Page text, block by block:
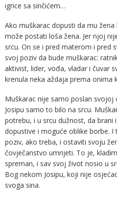
igrice sa sinčićem…
Ako muškarac dopusti da mu
može postati loša žena. Jer njoj
srcu. On se i pred materom i pred
svoj poziv da bude muškarac:
aktivist, lider, vođa, vladar i čuvar
krenula neka aždaja prema onima
Muškarac nije samo poslan
Josipu samo to bilo na srcu.
potrebu, i u srcu dužnost, da brani
dopustive i moguće oblike borbe.
poziv, ako treba, i ostaviti svoju
čovječanstvo umrijeti. To je,
spreman, i sav svoj život nosio u
Bog nekom Josipu, koji nije
svoga sina.